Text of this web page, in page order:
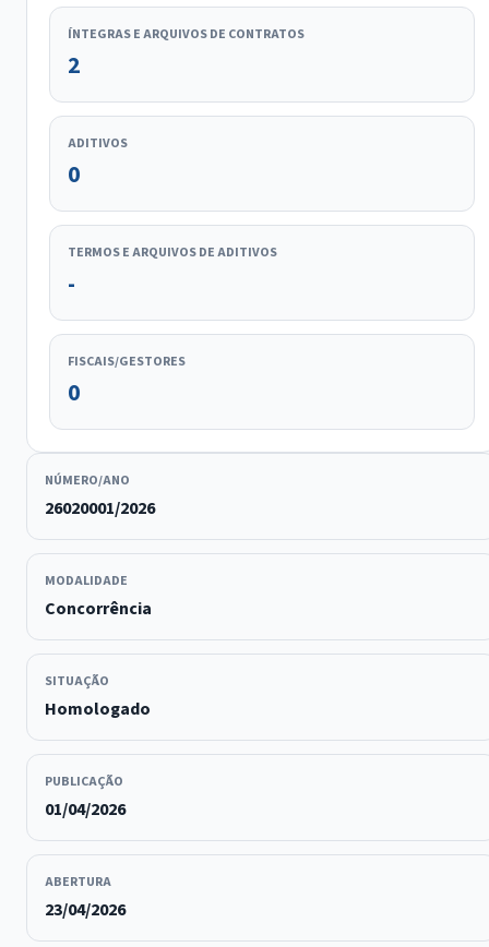
ÍNTEGRAS E ARQUIVOS DE CONTRATOS
2
ADITIVOS
0
TERMOS E ARQUIVOS DE ADITIVOS
-
FISCAIS/GESTORES
0
NÚMERO/ANO
26020001/2026
MODALIDADE
Concorrência
SITUAÇÃO
Homologado
PUBLICAÇÃO
01/04/2026
ABERTURA
23/04/2026